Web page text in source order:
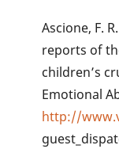
Ascione, F.
reports of
children’s
Emotional
http://